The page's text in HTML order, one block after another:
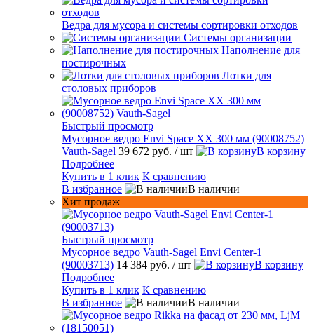
Ведра для мусора и системы сортировки отходов
Системы организации
Наполнение для
постирочных
Лотки для
столовых приборов
Быстрый просмотр
Мусорное ведро Envi Space XX 300 мм (90008752)
Vauth-Sagel 39 672 руб. / шт
В корзину
Подробнее
Купить в 1 клик К сравнению
В избранное
В наличии
Хит продаж
Быстрый просмотр
Мусорное ведро Vauth-Sagel Envi Center-1
(90003713) 14 384 руб. / шт
В корзину
Подробнее
Купить в 1 клик К сравнению
В избранное
В наличии